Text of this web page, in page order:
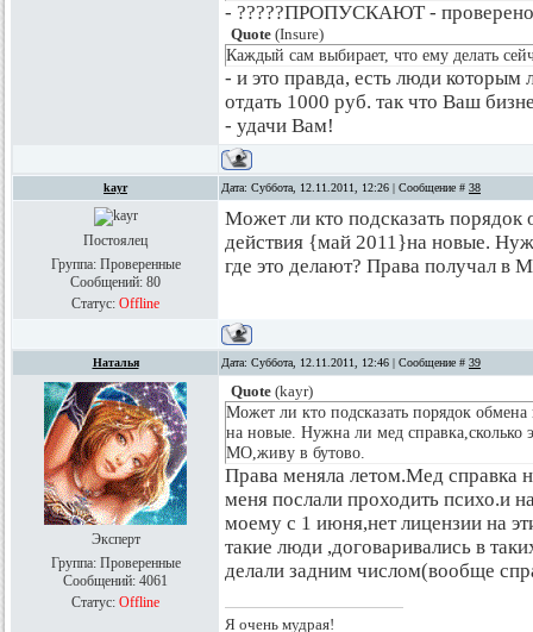
- ?????ПРОПУСКАЮТ -
Quote (Insure)
Каждый сам выбирает, что ему делать
- и это правда, есть люди которым
отдать 1000 руб. так что Ваш
- удачи Вам!
kayr Дата: Суббота, 12.11.2011, 12:26 | Сообщение # 38
Постоялец
Группа: Проверенные
Сообщений: 80
Статус: Offline
Может ли кто подсказать
действия {май 2011}на новые.
где это делают? Права получал в
Наталья Дата: Суббота, 12.11.2011, 12:46 | Сообщение # 39
Эксперт
Группа: Проверенные
Сообщений: 4061
Статус: Offline
Quote (kayr)
Может ли кто подсказать порядок
на новые. Нужна ли мед справка,сколько
МО,живу в бутово.
Права меняла летом.Мед справка
меня послали проходить психо.и
моему с 1 июня,нет лицензии на
такие люди ,договаривались в
делали задним числом(вообще
Я очень мудрая!